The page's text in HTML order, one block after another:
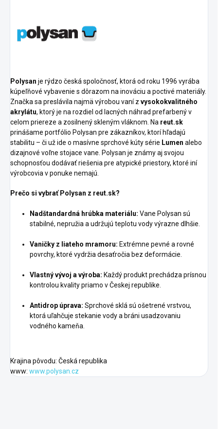
Polysan je rýdzo česká spoločnosť, ktorá od roku 1996 vyrába
kúpeľňové vybavenie s dôrazom na inováciu a poctivé materiály.
Značka sa preslávila najmä výrobou vaní z vysokokvalitného
akrylátu, ktorý je na rozdiel od lacných náhrad prefarbený v
celom priereze a zosilnený skleným vláknom. Na reut.sk
prinášame portfólio Polysan pre zákazníkov, ktorí hľadajú
stabilitu – či už ide o masívne sprchové kúty série Lumen alebo
dizajnové voľne stojace vane. Polysan je známy aj svojou
schopnosťou dodávať riešenia pre atypické priestory, ktoré iní
výrobcovia v ponuke nemajú.
Prečo si vybrať Polysan z reut.sk?
Nadštandardná hrúbka materiálu: Vane Polysan sú
stabilné, nepružia a udržujú teplotu vody výrazne dlhšie.
Vaničky z liateho mramoru: Extrémne pevné a rovné
povrchy, ktoré vydržia desaťročia bez deformácie.
Vlastný vývoj a výroba: Každý produkt prechádza prísnou
kontrolou kvality priamo v Českej republike.
Antidrop úprava: Sprchové sklá sú ošetrené vrstvou,
ktorá uľahčuje stekanie vody a bráni usadzovaniu
vodného kameňa.
Krajina pôvodu: Česká republika
www: www.polysan.cz